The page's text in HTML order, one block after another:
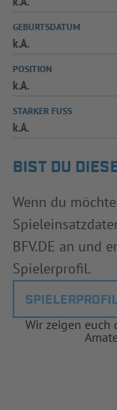
GEBURTSDATUM
k.A.
POSITION
k.A.
STARKER FUSS
k.A.
BIST DU
Wenn du
BFV.DE an und
Spielerprofil.
Wir zeigen euch